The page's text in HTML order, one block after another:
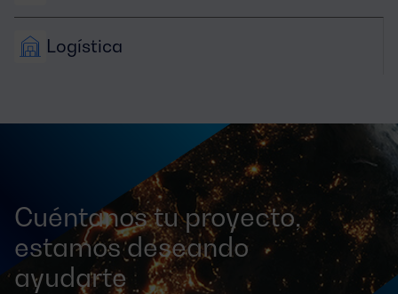
Logística
Cuéntanos tu proyecto,
estamos deseando
ayudarte